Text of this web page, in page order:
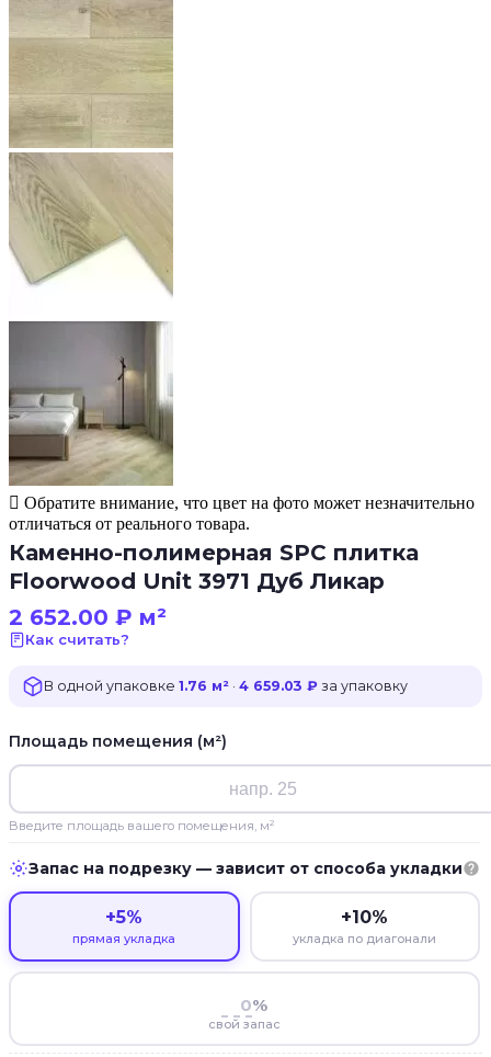
Обратите внимание, что цвет на фото может незначительно
отличаться от реального товара.
Каменно-полимерная SPC плитка
Floorwood Unit 3971 Дуб Ликар
2 652.00 ₽ м²
Как считать?
В одной упаковке 1.76 м² · 4 659.03 ₽ за упаковку
Площадь помещения (м²)
Введите площадь вашего помещения, м²
Запас на подрезку — зависит от способа укладки
+5%
прямая укладка
+10%
укладка по диагонали
%
свой запас